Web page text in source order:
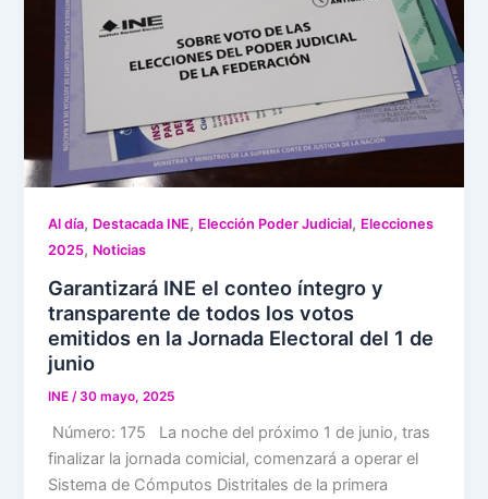
Al día, Destacada INE, Elección Poder Judicial, Elecciones
2025, Noticias
Garantizará INE el conteo íntegro y
transparente de todos los votos
emitidos en la Jornada Electoral del 1 de
junio
INE/30 mayo, 2025
Número: 175 La noche del próximo 1 de junio, tras
finalizar la jornada comicial, comenzará a operar el
Sistema de Cómputos Distritales de la primera